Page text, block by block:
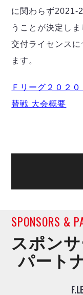
チケット情報
過去の記録
ミラクルスマイ
エスポラーダ
バルドラール
フウガドール
しながわシティ
ペスカドーラ町
湘南ベルマーレ
ボアルース長野
ボルクバレッ
選手の通算記
ヴォスクオー
マルバ水戸FC
リガーレヴィ
Y．S．C．C
アグレミーナ
に関わらず2021-
うことが決定し
交付ライセンス
ます。
Ｆリーグ２０２
替戦 大会概要
SPONSORS &
スポン
パート